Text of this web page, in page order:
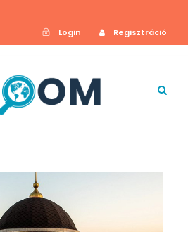
Login
Regisztráció